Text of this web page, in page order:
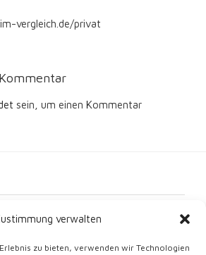
verwalten
zu bieten, verwenden wir Technologien
vergleich.de/privat
sein, um einen Kommentar